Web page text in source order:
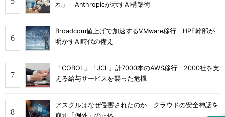
れ」 Anthropicが示すAI構築術
Broadcom値上げで加速するVMware移行 HPE幹部が
明かすAI時代の備え
「COBOL」「JCL」計7000本のAWS移行 2000社を支
える給与サービスを襲った危機
アスクルはなぜ侵害されたのか クラウドの安全神話を